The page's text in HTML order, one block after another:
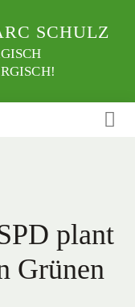
SCHULZ
plant
Grünen